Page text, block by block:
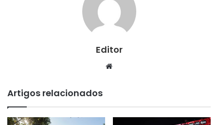
Editor
Website
Artigos relacionados